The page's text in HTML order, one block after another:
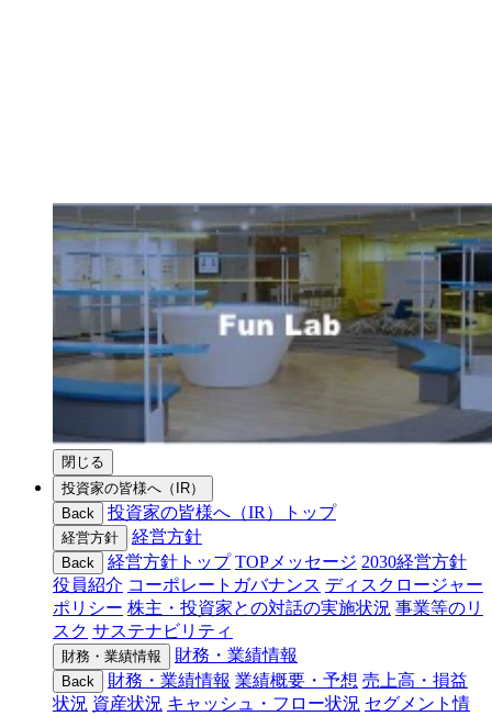
閉じる
投資家の皆様へ（IR）
Back
投資家の皆様へ（IR）トップ
経営方針 経営方針
Back 経営方針トップ TOPメッセージ 2030経営方針
役員紹介 コーポレートガバナンス ディスクロージャー
ポリシー 株主・投資家との対話の実施状況 事業等のリ
スク サステナビリティ
財務・業績情報 財務・業績情報
Back 財務・業績情報 業績概要・予想 売上高・損益
状況 資産状況 キャッシュ・フロー状況 セグメント情